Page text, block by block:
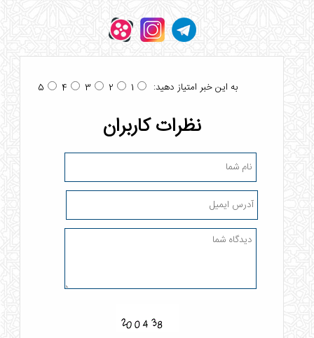
به این خبر امتیاز دهید: 1
2
3
4
5
نظرات کاربران